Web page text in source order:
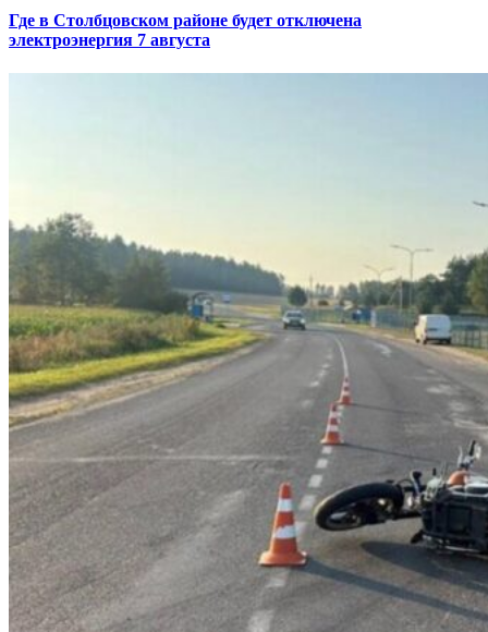
Где в Столбцовском районе будет отключена
электроэнергия 7 августа